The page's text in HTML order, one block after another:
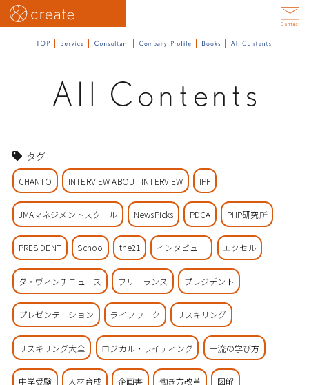
タグ
CHANTO INTERVIEW ABOUT INTERVIEW IPF
JMAマネジメントスクール NewsPicks PDCA PHP研究所
PRESIDENT Schoo the21 インタビュー エクセル
ダ・ヴィンチニュース フリーランス プレジデント
プレゼンテーション ライフワーク リスキリング
リスキリング大全 ロジカル・ライティング 一流の学び方
中学受験 人材育成 企画書 働き方改革 図解